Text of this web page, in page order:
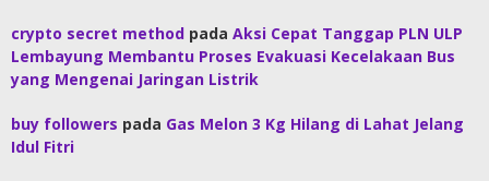
crypto secret method pada Aksi Cepat Tanggap PLN ULP
Lembayung Membantu Proses Evakuasi Kecelakaan Bus
yang Mengenai Jaringan Listrik
buy followers pada Gas Melon 3 Kg Hilang di Lahat Jelang
Idul Fitri